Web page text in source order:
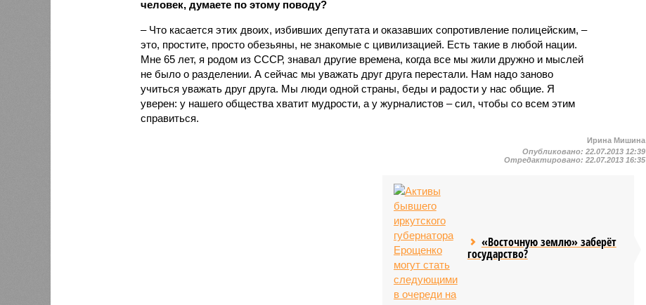
человек, думаете по этому поводу?
– Что касается этих двоих, избивших депутата и оказавших сопротивление полицейским, –
это, простите, просто обезьяны, не знакомые с цивилизацией. Есть такие в любой нации.
Мне 65 лет, я родом из СССР, знавал другие времена, когда все мы жили дружно и мыслей
не было о разделении. А сейчас мы уважать друг друга перестали. Нам надо заново
учиться уважать друг друга. Мы люди одной страны, беды и радости у нас общие. Я
уверен: у нашего общества хватит мудрости, а у журналистов – сил, чтобы со всем этим
справиться.
Ирина Мишина
Опубликовано:22.07.2013 12:39
Отредактировано:22.07.2013 16:35
«Восточную землю» заберёт
государство?